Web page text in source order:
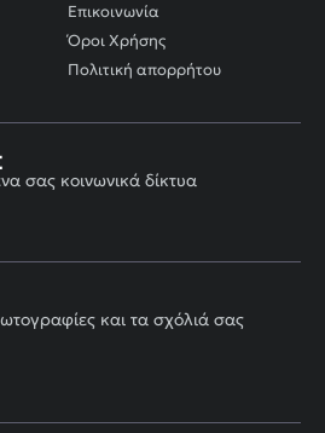
Επικοινωνία
Όροι Χρήσης
Πολιτική απορρήτου
σας κοινωνικά δίκτυα
και τα σχόλιά σας